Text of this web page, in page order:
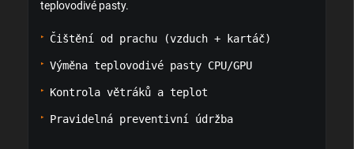
teplovodivé pasty.
Čištění od prachu (vzduch + kartáč)
Výměna teplovodivé pasty CPU/GPU
Kontrola větráků a teplot
Pravidelná preventivní údržba